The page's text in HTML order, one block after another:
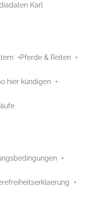
Karl
Pferde & Reiten
hier kündigen